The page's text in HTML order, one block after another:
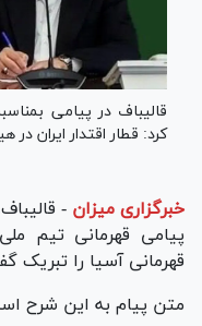
قالیباف در پیامی
کرد: قطار اقتدار ایران
خبرگزاری میزان -
پیامی قهرمانی تیم
قهرمانی آسیا را تبریک
متن پیام به این شرح